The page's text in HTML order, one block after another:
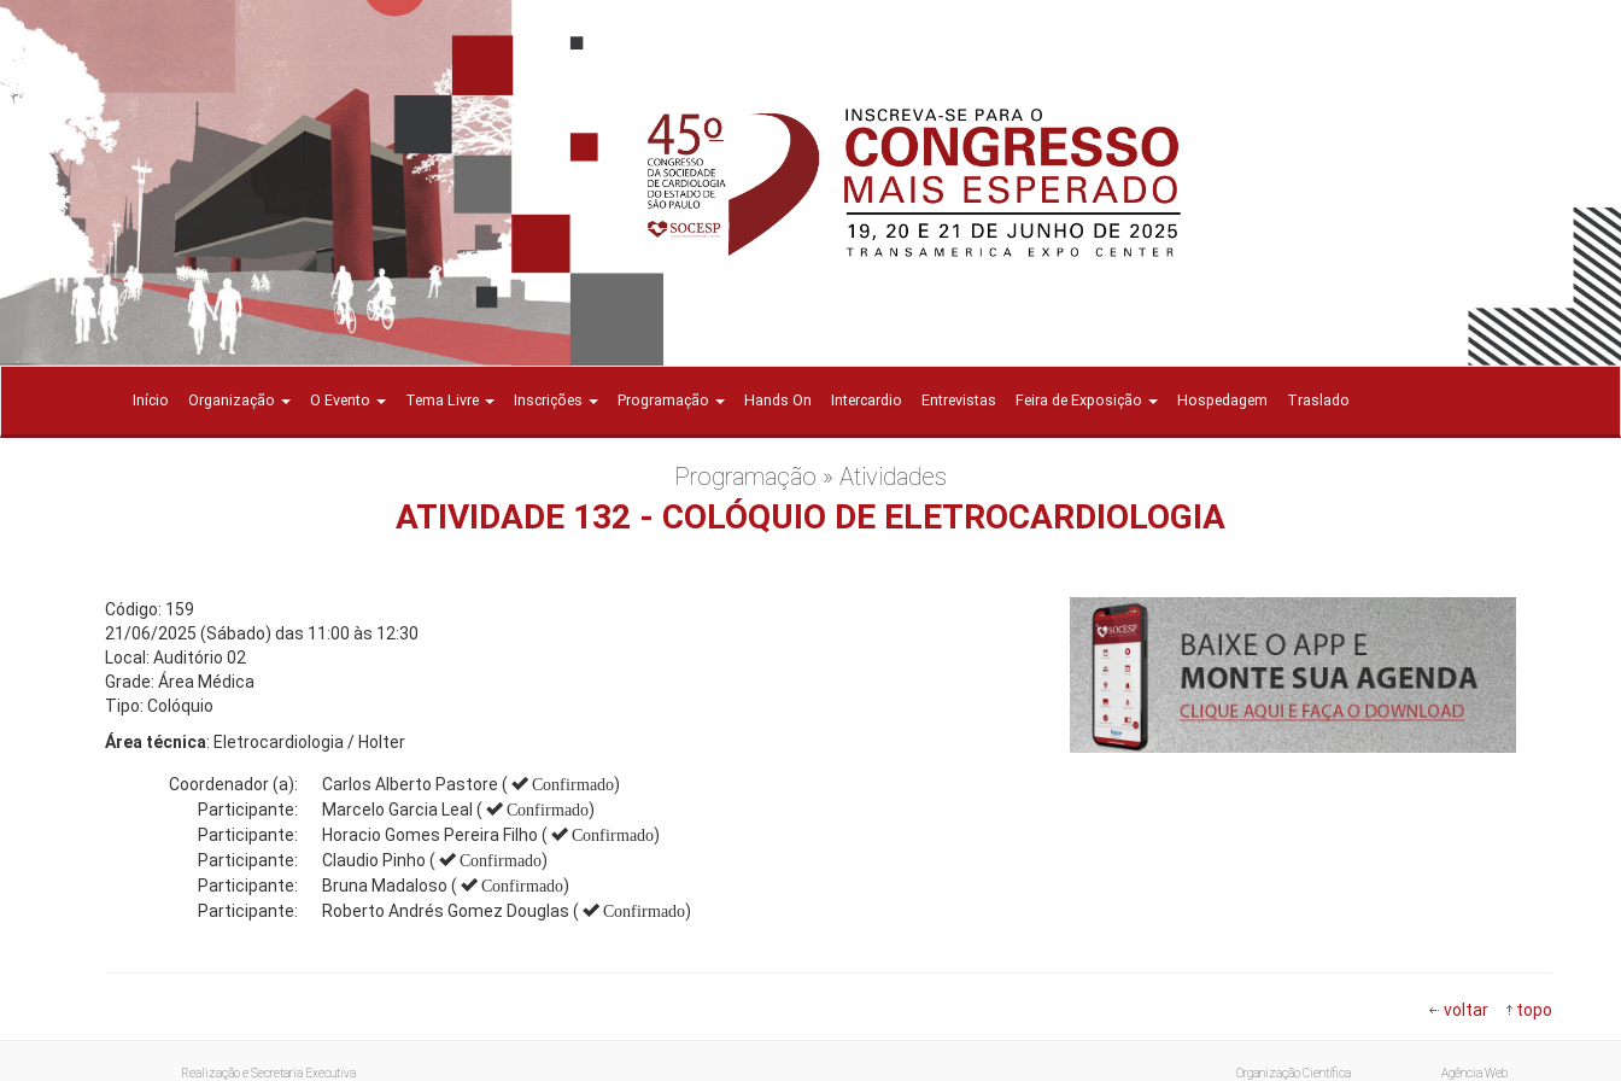
Início Organização O Evento Tema Livre Inscrições Programação Hands On Intercardio Entrevistas Feira de Exposição Hospedagem Traslado
Programação » Atividades
ATIVIDADE 132 - COLÓQUIO DE ELETROCARDIOLOGIA
Código: 159
21/06/2025 (Sábado) das 11:00 às 12:30
Local: Auditório 02
Grade: Área Médica
Tipo: Colóquio
Área técnica: Eletrocardiologia / Holter
Coordenador (a): Carlos Alberto Pastore ( Confirmado)
Participante:
Marcelo Garcia Leal ( Confirmado)
Participante:
Horacio Gomes Pereira Filho ( Confirmado)
Participante:
Claudio Pinho ( Confirmado)
Participante:
Bruna Madaloso ( Confirmado)
Participante:
Roberto Andrés Gomez Douglas ( Confirmado)
voltar topo
Realização e Secretaria Executiva Organização Científica Agência Web